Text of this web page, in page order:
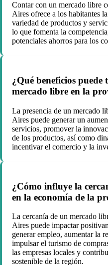
Contar con un mercado libre
Aires ofrece a los habitantes
variedad de productos y
lo que fomenta la
potenciales ahorros para los
¿Qué beneficios puede
mercado libre en la
La presencia de un mercado
Aires puede generar un
servicios, promover la
de los productos, así como
incentivar el comercio y la
¿Cómo influye la
en la economía de la
La cercanía de un mercado
Aires puede impactar
generar empleo, aumentar la
impulsar el turismo de
las empresas locales y
sostenible de la región.